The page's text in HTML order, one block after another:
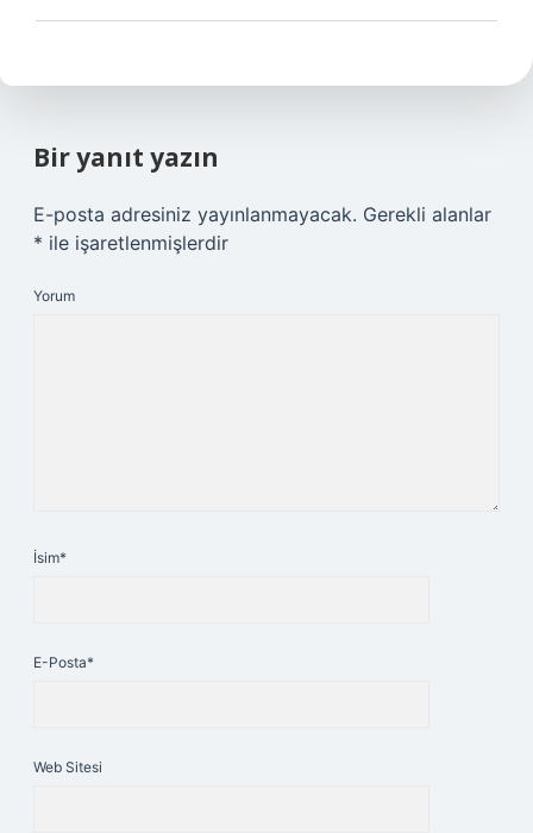
Bir yanıt yazın
E-posta adresiniz yayınlanmayacak. Gerekli alanlar
* ile işaretlenmişlerdir
Yorum
İsim*
E-Posta*
Web Sitesi